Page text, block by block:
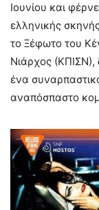
Ιουνίου και
ελληνικής
το Ξέφωτο του
Νιάρχος (ΚΠΙΣΝ),
ένα
αναπόσπαστο